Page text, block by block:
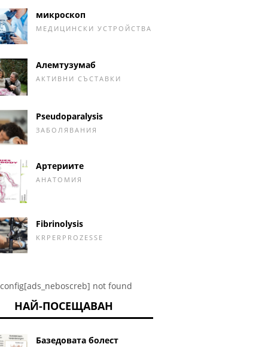
микроскоп
МЕДИЦИНСКИ УСТРОЙСТВА
Алемтузумаб
АКТИВНИ СЪСТАВКИ
Pseudoparalysis
ЗАБОЛЯВАНИЯ
Артериите
АНАТОМИЯ
Fibrinolysis
KRPERPROZESSE
not found
НАЙ-ПОСЕЩАВАН
Базедовата болест